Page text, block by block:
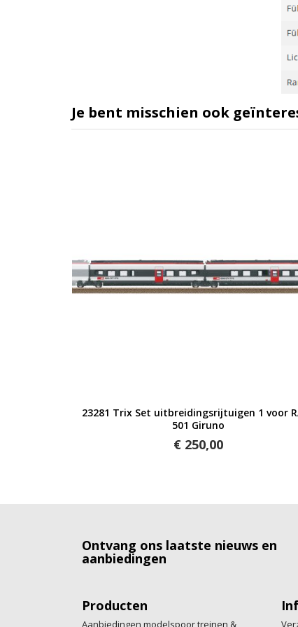
Je bent misschien ook
Snel bekijken
23281 Trix Set uitbreidingsrijtuigen 1 voor
501 Giruno
€ 250,00
Ontvang ons laatste nieuws en
aanbiedingen
Producten
Aanbiedingen modelspoor treinen &